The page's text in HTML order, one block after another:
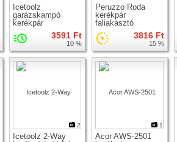
Icetoolz
garázskampó
kerékpár
faliakasztó tiplivel
3591 Ft
10 %
Peruzzo Roda
kerékpár
faliakasztó
3816 Ft
15 %
2
Icetoolz 2-Way
1
Acor AWS-2501